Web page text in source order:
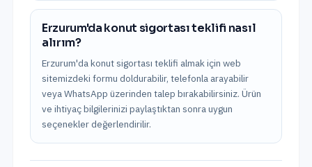
Erzurum'da konut sigortası teklifi nasıl
alırım?
Erzurum'da konut sigortası teklifi almak için web
sitemizdeki formu doldurabilir, telefonla arayabilir
veya WhatsApp üzerinden talep bırakabilirsiniz. Ürün
ve ihtiyaç bilgilerinizi paylaştıktan sonra uygun
seçenekler değerlendirilir.